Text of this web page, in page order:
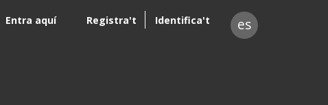
Entra aquí Registra't Identifica't es